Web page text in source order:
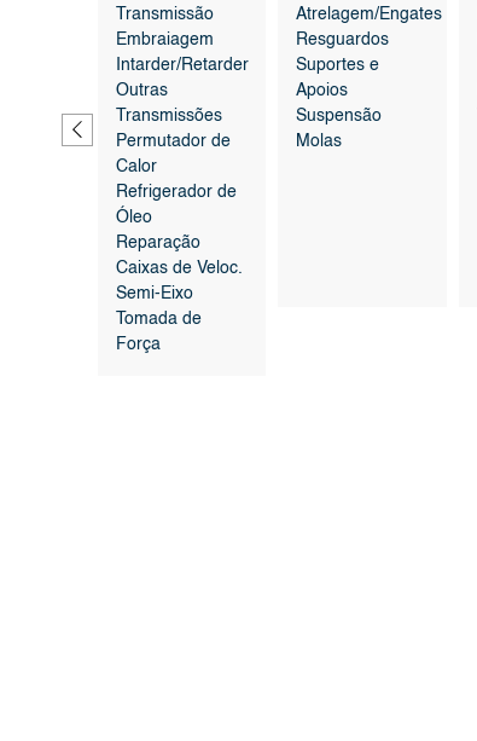
Transmissão
Embraiagem
Intarder/Retarder
Outras
Transmissões
Permutador de
Calor
Refrigerador de
Óleo
Reparação
Caixas de Veloc.
Semi-Eixo
Tomada de
Força
Atrelagem/Engates
Resguardos
Suportes e
Apoios
Suspensão
Molas